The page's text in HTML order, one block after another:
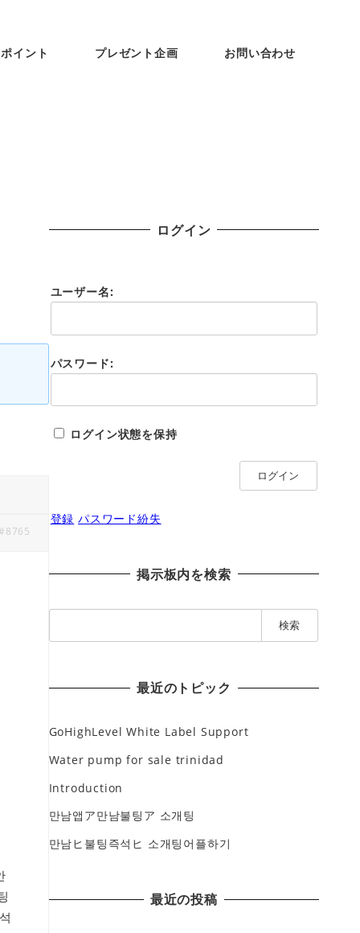
イント プレゼント企画 お問い合わせ
ログイン
ユーザー名:
パスワード:
ログイン状態を保持
ログイン
登録 パスワード紛失
掲示板内を検索
索
最近のトピック
GoHighLevel White Label Support
Water pump for sale trinidad
Introduction
만남앱ア만남불팅ア 소개팅
만남ヒ불팅즉석ヒ 소개팅어플하기
最近の投稿